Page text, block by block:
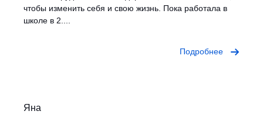
чтобы изменить себя и свою жизнь. Пока работала в
школе в 2....
Подробнее
Яна